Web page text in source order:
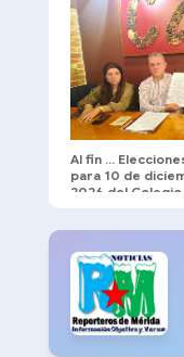
Al fin …
para 10 de
2026 del Colegio